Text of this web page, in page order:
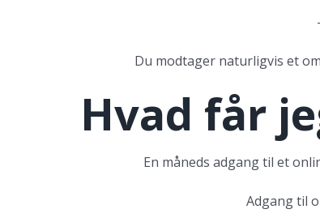
Du modtager naturligvis et
Hvad får
En måneds adgang til et
Adgang til